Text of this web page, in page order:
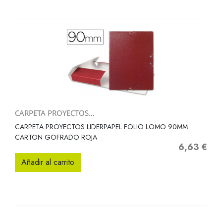
CARPETA PROYECTOS...
CARPETA PROYECTOS LIDERPAPEL FOLIO LOMO 90MM
CARTON GOFRADO ROJA
Precio
6,63 €
Añadir al carrito